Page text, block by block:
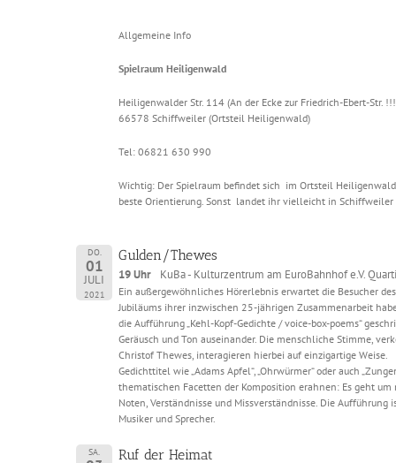
Allgemeine Info
Spielraum Heiligenwald
Heiligenwalder Str. 114 (An der Ecke zur Friedrich-Ebert-Str.
66578 Schiffweiler (Ortsteil Heiligenwald)
Tel: 06821 630 990
Wichtig: Der Spielraum befindet sich im Ortsteil
beste Orientierung. Sonst landet ihr vielleicht in
DO.
01
JULI
2021
Gulden/Thewes
19 Uhr KuBa - Kulturzentrum am EuroBahnhof e.V.
Ein außergewöhnliches Hörerlebnis erwartet die Besucher
Jubiläums ihrer inzwischen 25-jährigen Zusammenarbeit
die Aufführung „Kehl-Kopf-Gedichte / voice-box-poems“
Geräusch und Ton auseinander. Die menschliche Stimme,
Christof Thewes, interagieren hierbei auf einzigartige Weise.
Gedichttitel wie „Adams Apfel“, „Ohrwürmer“ oder auch
thematischen Facetten der Komposition erahnen: Es geht
Noten, Verständnisse und Missverständnisse. Die
Musiker und Sprecher.
SA. Ruf der Heimat